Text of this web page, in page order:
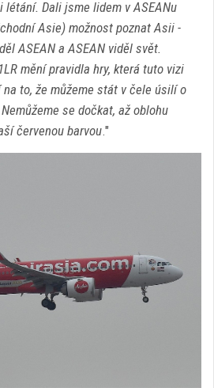
Dali jsme lidem v ASEANu
Asie) možnost poznat Asii -
ASEAN a ASEAN viděl svět.
mění pravidla hry, která tuto vizi
to, že můžeme stát v čele úsilí o
se dočkat, až oblohu
červenou barvou."